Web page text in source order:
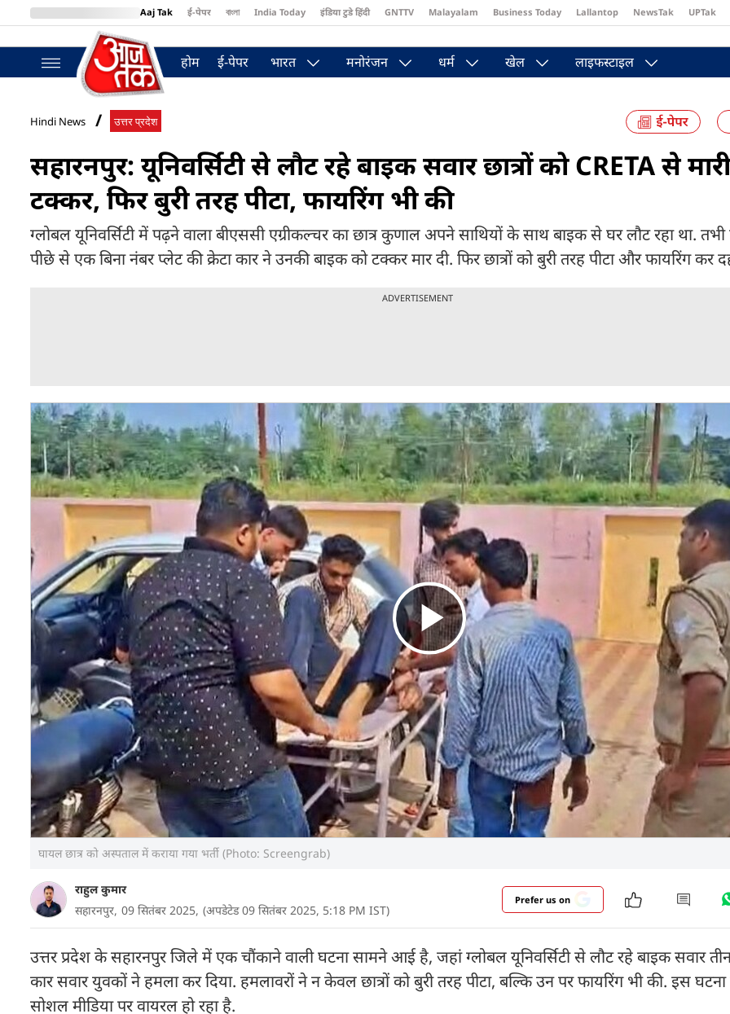
Aaj Tak ई-पेपर বাংলা India Today इंडिया टुडे हिंदी GNTTV Malayalam Business Today Lallantop NewsTak UPTak
BT Bazaar
होम ई-पेपर भारत मनोरंजन धर्म खेल लाइफस्टाइल
Hindi News उत्तर प्रदेश
सहारनपुर: यूनिवर्सिटी से लौट रहे बाइक सवार छात्रों को CRETA से मारी
टक्कर, फिर बुरी तरह पीटा, फायरिंग भी की
ग्लोबल यूनिवर्सिटी में पढ़ने वाला बीएससी एग्रीकल्चर का छात्र कुणाल अपने साथियों के साथ बाइक से घर लौट रहा था. तभी
पीछे से एक बिना नंबर प्लेट की क्रेटा कार ने उनकी बाइक को टक्कर मार दी. फिर छात्रों को बुरी तरह पीटा और फायरिंग कर
ADVERTISEMENT
घायल छात्र को अस्पताल में कराया गया भर्ती (Photo: Screengrab)
राहुल कुमार
सहारनपुर, 09 सितंबर 2025, (अपडेटेड 09 सितंबर 2025, 5:18 PM IST)
Prefer us on
उत्तर प्रदेश के सहारनपुर जिले में एक चौंकाने वाली घटना सामने आई है, जहां ग्लोबल यूनिवर्सिटी से लौट रहे बाइक सवार तीन
कार सवार युवकों ने हमला कर दिया. हमलावरों ने न केवल छात्रों को बुरी तरह पीटा, बल्कि उन पर फायरिंग भी की. इस घटना
सोशल मीडिया पर वायरल हो रहा है.